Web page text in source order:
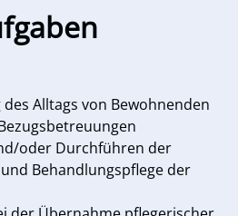
Alltags von Bewohnenden
oder Durchführen der
Behandlungspflege der